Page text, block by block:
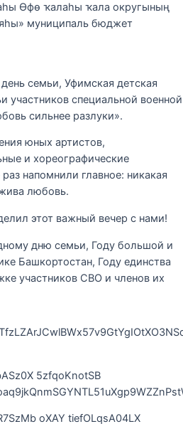
Өфө ҡалаһы ҡала округының
муниципаль бюджет
семьи, Уфимская детская
участников специальной военной
сильнее разлуки».
юных артистов,
и хореографические
напомнили главное: никакая
любовь.
этот важный вечер с нами!
дню семьи, Году большой и
Башкортостан, Году единства
участников СВО и членов их